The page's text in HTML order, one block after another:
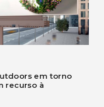
em torno
recurso à